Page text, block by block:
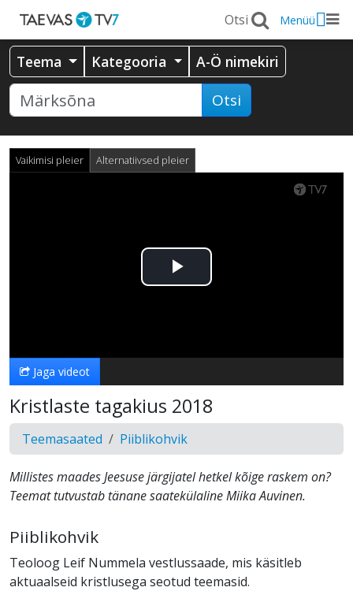
Menüü
Teema Kategooria A-Ö nimekiri
Otsi
Vaikimisi pleier Alternatiivsed pleier
Esita
Jaga videot
Kristlaste tagakius 2018
Teemasaated Piiblikohvik
Millistes maades Jeesuse järgijatel hetkel kõige raskem on?
Teemat tutvustab tänane saatekülaline Miika Auvinen.
Piiblikohvik
Teoloog Leif Nummela vestlussaade, mis käsitleb
aktuaalseid kristlusega seotud teemasid.